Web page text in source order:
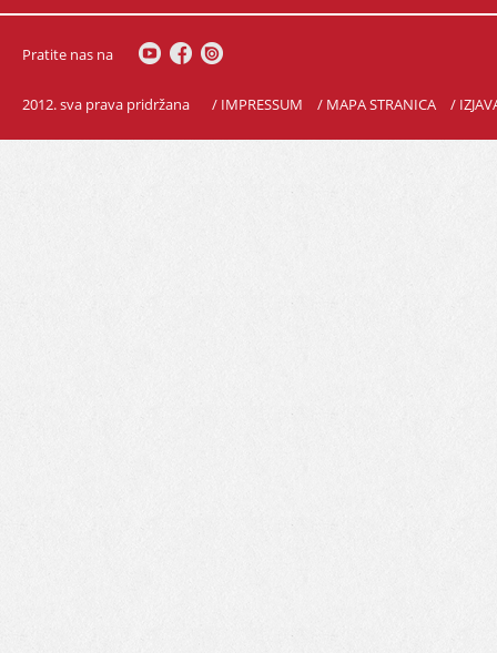
Pratite nas na
2012. sva prava pridržana / IMPRESSUM / MAPA STRANICA /